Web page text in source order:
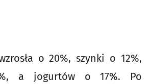
o 20%, szynki o 12%,
a jogurtów o 17%. Po